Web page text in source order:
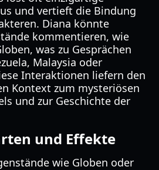
und vertieft die Bindung
Diana könnte
kommentieren, wie
was zu Gesprächen
Malaysia oder
Interaktionen liefern den
Kontext zum mysteriösen
und zur Geschichte der
und Effekte
wie Globen oder